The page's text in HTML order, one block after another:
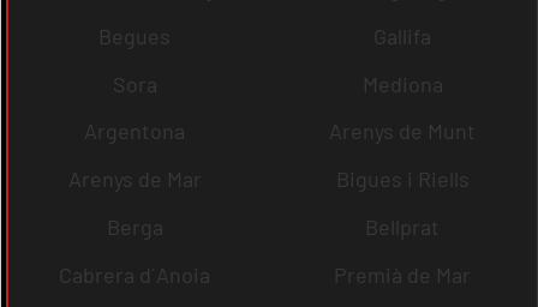
Begues
Gallifa
Sora
Mediona
Argentona
Arenys de Munt
Arenys de Mar
Bigues i Riells
Berga
Bellprat
Cabrera d´Anoia
Premià de Mar